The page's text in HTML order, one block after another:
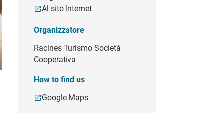
Al sito Internet
Organizzatore
Racines Turismo Società
Cooperativa
How to find us
Google Maps